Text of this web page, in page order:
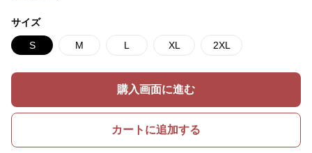
サイズ
S M L XL 2XL
購入画面に進む
カートに追加する